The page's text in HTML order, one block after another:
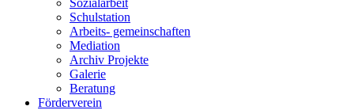
Schulstation
Arbeits- gemeinschaften
Mediation
Archiv Projekte
Galerie
Beratung
Förderverein